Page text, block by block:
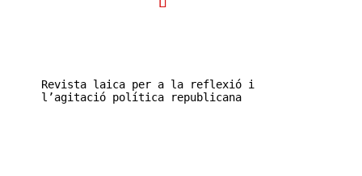
Revista laica per a la reflexió i
l’agitació política republicana